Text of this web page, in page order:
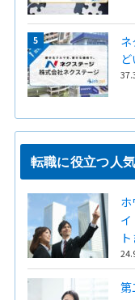
転職に役立つ人
第